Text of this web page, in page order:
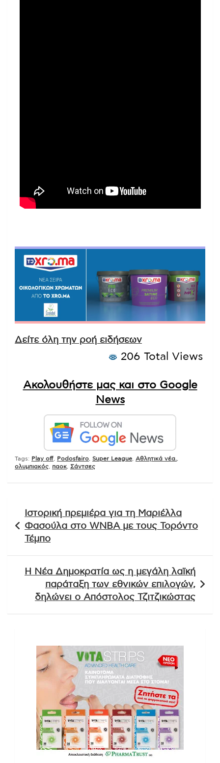
Δείτε όλη την ροή ειδήσεων
206 Total Views
Ακολουθήστε μας και στο Google
News
Tags: Play off Podosfairo Super League Αθλητικά νέα.
ολυμπιακός
παοκ Σάντσες
άρθρων
Ιστορική πρεμιέρα για τη Μαριέλλα
Φασούλα στο WNBA με τους Τορόντο
Τέμπο
Η Νέα Δημοκρατία ως η μεγάλη λαϊκή
παράταξη των εθνικών επιλογών,
δηλώνει ο Απόστολος Τζιτζικώστας